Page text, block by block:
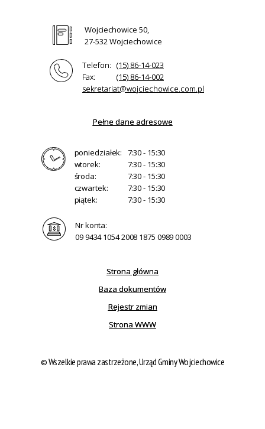
Wojciechowice 50,
27-532 Wojciechowice
Telefon: (15) 86-14-023
Fax:
(15) 86-14-002
sekretariat@wojciechowice.com.pl
Pełne dane adresowe
poniedziałek:
7:30 - 15:30
wtorek:
7:30 - 15:30
środa:
7:30 - 15:30
czwartek:
7:30 - 15:30
piątek:
7:30 - 15:30
Nr konta:
09 9434 1054 2008 1875 0989 0003
Strona główna
Baza dokumentów
Rejestr zmian
Strona WWW
© Wszelkie prawa zastrzeżone, Urząd Gminy Wojciechowice